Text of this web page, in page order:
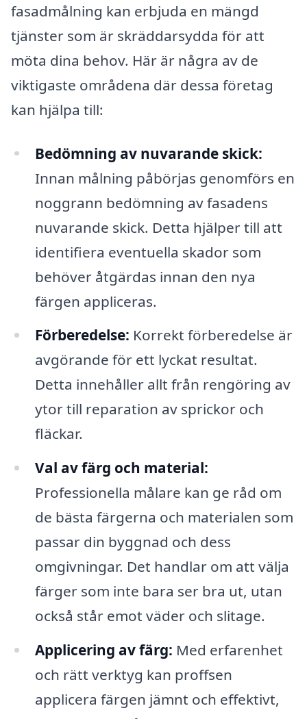
fasadmålning kan erbjuda en mängd
tjänster som är skräddarsydda för att
möta dina behov. Här är några av de
viktigaste områdena där dessa företag
kan hjälpa till:
Bedömning av nuvarande skick:
Innan målning påbörjas genomförs en
noggrann bedömning av fasadens
nuvarande skick. Detta hjälper till att
identifiera eventuella skador som
behöver åtgärdas innan den nya
färgen appliceras.
Förberedelse: Korrekt förberedelse är
avgörande för ett lyckat resultat.
Detta innehåller allt från rengöring av
ytor till reparation av sprickor och
fläckar.
Val av färg och material:
Professionella målare kan ge råd om
de bästa färgerna och materialen som
passar din byggnad och dess
omgivningar. Det handlar om att välja
färger som inte bara ser bra ut, utan
också står emot väder och slitage.
Applicering av färg: Med erfarenhet
och rätt verktyg kan proffsen
applicera färgen jämnt och effektivt,